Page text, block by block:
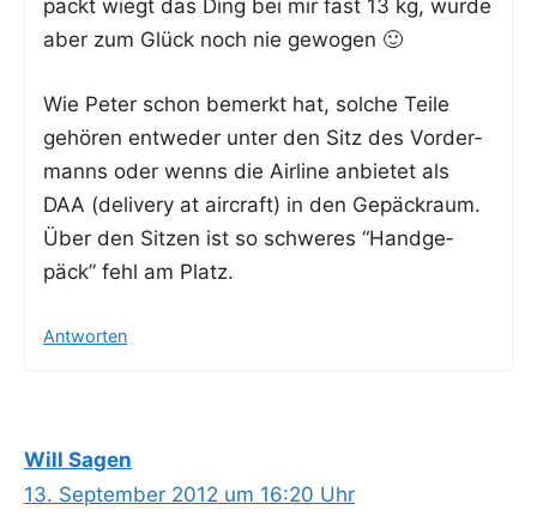
packt wiegt das Ding bei mir fast 13 kg, wur­de
aber zum Glück noch nie gewogen 🙂
Wie Peter schon bemerkt hat, sol­che Tei­le
gehö­ren ent­we­der unter den Sitz des Vor­der­
manns oder wenns die Air­line anbie­tet als
DAA (deli­very at air­craft) in den Gepäck­raum.
Über den Sit­zen ist so schwe­res “Hand­ge­
päck” fehl am Platz.
Antworten
Will Sagen
13. September 2012 um 16:20 Uhr